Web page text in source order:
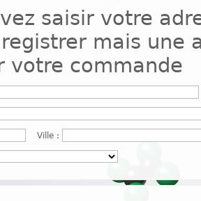
saisir votre
mais une
votre commande
Ville: